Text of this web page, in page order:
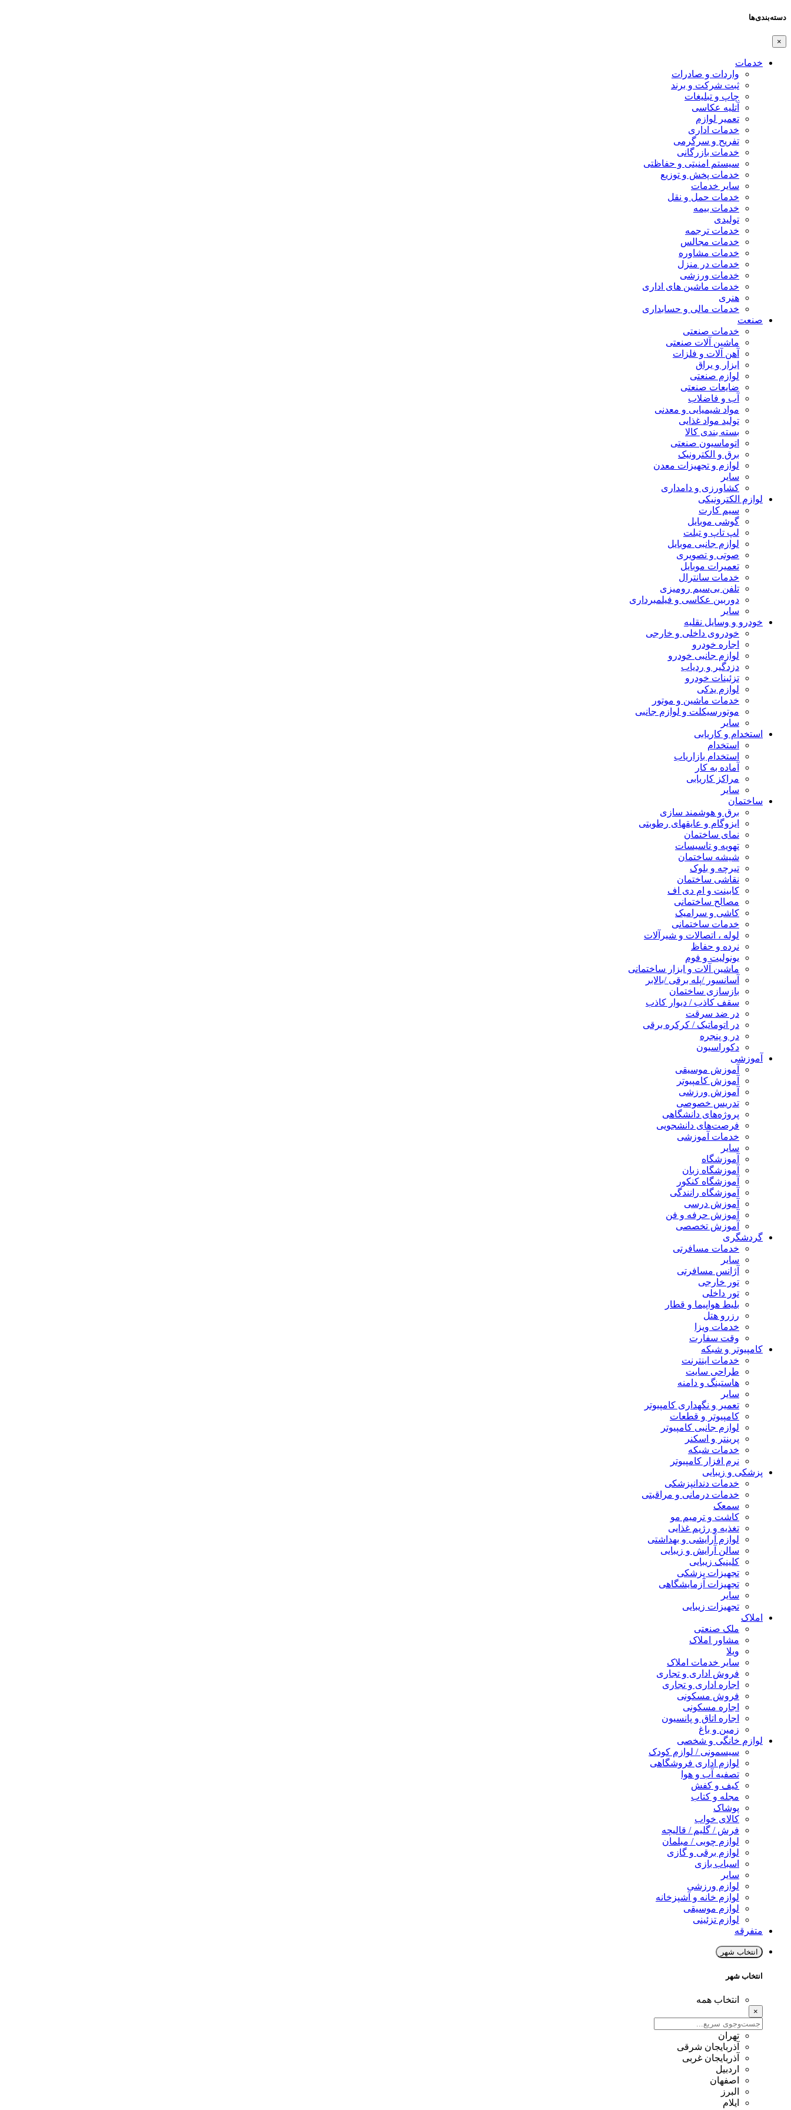
دسته‌بندی‌ها
×
خدمات
واردات و صادرات
ثبت شرکت و برند
چاپ و تبلیغات
آتلیه عکاسی
تعمیر لوازم
خدمات اداری
تفریح و سرگرمی
خدمات بازرگانی
سیستم امنیتی و حفاظتی
خدمات پخش و توزیع
سایر خدمات
خدمات حمل و نقل
خدمات بیمه
تولیدی
خدمات ترجمه
خدمات مجالس
خدمات مشاوره
خدمات در منزل
خدمات ورزشی
خدمات ماشین های اداری
هنری
خدمات مالی و حسابداری
صنعت
خدمات صنعتی
ماشین آلات صنعتی
آهن آلات و فلزات
ابزار و یراق
لوازم صنعتی
ضایعات صنعتی
آب و فاضلاب
مواد شیمیایی و معدنی
تولید مواد غذایی
بسته بندی کالا
اتوماسیون صنعتی
برق و الکترونیک
لوازم و تجهیزات معدن
سایر
کشاورزی و دامداری
لوازم الکترونیکی
سیم کارت
گوشی موبایل
لپ تاپ و تبلت
لوازم جانبی موبایل
صوتی و تصویری
تعمیرات موبایل
خدمات سانترال
تلفن بی‌سیم رومیزی
دوربین عکاسی و فیلمبرداری
سایر
خودرو و وسایل نقلیه
خودروی داخلی و خارجی
اجاره خودرو
لوازم جانبی خودرو
دزدگیر و ردیاب
تزئینات خودرو
لوازم یدکی
خدمات ماشین و موتور
موتورسیکلت و لوازم جانبی
سایر
استخدام و کاریابی
استخدام
استخدام بازاریاب
آماده به کار
مراکز کاریابی
سایر
ساختمان
برق و هوشمند سازی
ایزوگام و عایقهای رطوبتی
نمای ساختمان
تهویه و تاسیسات
شیشه ساختمان
تیرچه و بلوک
نقاشی ساختمان
کابینت و ام دی اف
مصالح ساختمانی
کاشی و سرامیک
خدمات ساختمانی
لوله ، اتصالات و شیرآلات
نرده و حفاظ
یونولیت و فوم
ماشین آلات و ابزار ساختمانی
آسانسور /پله برقی /بالابر
بازسازی ساختمان
سقف کاذب / دیوار کاذب
در ضد سرقت
در اتوماتیک / کرکره برقی
در و پنجره
دکوراسیون
آموزشی
آموزش موسیقی
آموزش کامپیوتر
آموزش ورزشی
تدریس خصوصی
پروژه‌های دانشگاهی
فرصت‌های دانشجویی
خدمات آموزشی
سایر
آموزشگاه
آموزشگاه زبان
آموزشگاه کنکور
آموزشگاه رانندگی
آموزش درسی
آموزش حرفه و فن
آموزش تخصصی
گردشگری
خدمات مسافرتی
سایر
آژانس مسافرتی
تور خارجی
تور داخلی
بلیط هواپیما و قطار
رزرو هتل
خدمات ویزا
وقت سفارت
کامپیوتر و شبکه
خدمات اینترنت
طراحی سایت
هاستینگ و دامنه
سایر
تعمیر و نگهداری کامپیوتر
کامپیوتر و قطعات
لوازم جانبی کامپیوتر
پرینتر و اسکنر
خدمات شبکه
نرم افزار کامپیوتر
پزشکی و زیبایی
خدمات دندانپزشکی
خدمات درمانی و مراقبتی
سمعک
کاشت و ترمیم مو
تغذیه و رژیم غذایی
لوازم آرایشی و بهداشتی
سالن آرایش و زیبایی
کلینیک زیبایی
تجهیزات پزشکی
تجهیزات آزمایشگاهی
سایر
تجهیزات زیبایی
املاک
ملک صنعتی
مشاور املاک
ویلا
سایر خدمات املاک
فروش اداری و تجاری
اجاره اداری و تجاری
فروش مسکونی
اجاره مسکونی
اجاره اتاق و پانسیون
زمین و باغ
لوازم خانگی و شخصی
سیسمونی / لوازم کودک
لوازم اداری فروشگاهی
تصفیه آب و هوا
کیف و کفش
مجله و کتاب
پوشاک
کالای خواب
فرش / گلیم / قالیچه
لوازم چوبی / مبلمان
لوازم برقی و گازی
اسباب بازی
سایر
لوازم ورزشی
لوازم خانه و آشپزخانه
لوازم موسیقی
لوازم تزئینی
متفرقه
انتخاب شهر
انتخاب شهر
انتخاب همه
×
تهران
آذربایجان شرقی
آذربایجان غربی
اردبیل
اصفهان
البرز
ایلام